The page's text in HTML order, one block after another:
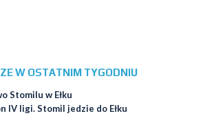
W OSTATNIM TYGODNIU
Stomilu w Ełku
IV ligi. Stomil jedzie do Ełku